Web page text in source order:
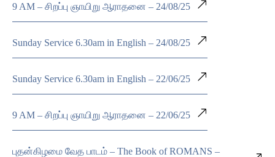
9 AM – சிறப்பு ஞாயிறு ஆராதனை – 24/08/25
Sunday Service 6.30am in English – 24/08/25
Sunday Service 6.30am in English – 22/06/25
9 AM – சிறப்பு ஞாயிறு ஆராதனை – 22/06/25
புதன்கிழமை வேத பாடம் – The Book of ROMANS –